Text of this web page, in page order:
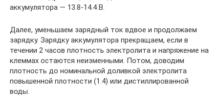
аккумулятора — 13.8-14.4 В.
Далее, уменьшаем зарядный ток вдвое и продолжаем
зарядку. Зарядку аккумулятора прекращаем, если в
течении 2 часов плотность электролита и напряжение на
клеммах остаются неизменными. Потом, доводим
плотность до номинальной доливкой электролита
повышенной плотности (1.4) или дистиллированной
воды.